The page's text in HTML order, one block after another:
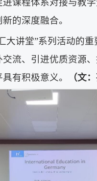
课程体系对接与教
的深度融合。
大讲堂”系列活动的
流、引进优质资源
有积极意义。
（文：